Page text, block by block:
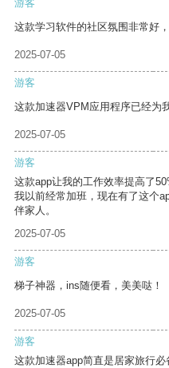
游客
这款学习软件的社区氛围非常好
2025-07-05
游客
这款加速器VPM应用程序已经为
2025-07-05
游客
这款app让我的工作效率提高了
我以前经常加班，现在有了这个
伴家人。
2025-07-05
游客
梯子神器，ins随便看，美美哒！
2025-07-05
游客
这款加速器app简直是居家旅行